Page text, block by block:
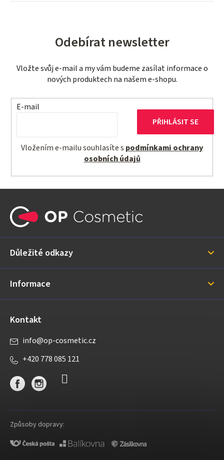
Odebírat newsletter
Vložte svůj e-mail a my vám budeme zasílat informace o
nových produktech na našem e-shopu.
E-mail
Vložením e-mailu souhlasíte s podmínkami ochrany
osobních údajů
PŘIHLÁSIT SE
a
í
Důležité odkazy
Informace
Kontakt
info@op-cosmetic.cz
+420 778 085 121
Způsoby dopravy: